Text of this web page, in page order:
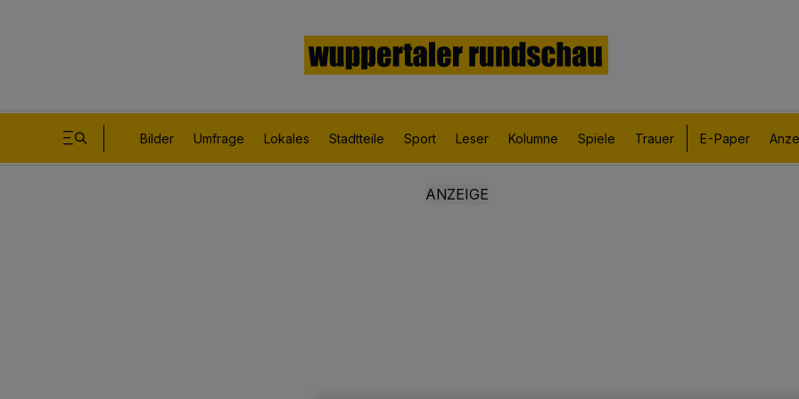
Bilder Umfrage Lokales Stadtteile Sport Leser Kolumne Spiele Trauer E-Paper